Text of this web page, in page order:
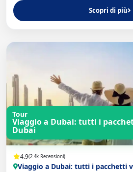
Scopri di più
Tour
Viaggio a Dubai: tutti i
Dubai
4.9(2.4k Recensioni)
Viaggio a Dubai: tutti i pacchetti